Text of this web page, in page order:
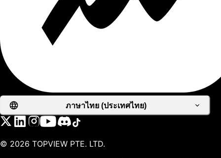
ภาษาไทย (ประเทศไทย)
© 2026 TOPVIEW PTE. LTD.